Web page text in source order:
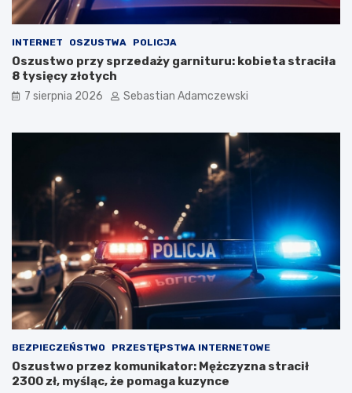
INTERNET OSZUSTWA POLICJA
Oszustwo przy sprzedaży garnituru: kobieta straciła
8 tysięcy złotych
7 sierpnia 2026 Sebastian Adamczewski
BEZPIECZEŃSTWO PRZESTĘPSTWA INTERNETOWE
Oszustwo przez komunikator: Mężczyzna stracił
2300 zł, myśląc, że pomaga kuzynce